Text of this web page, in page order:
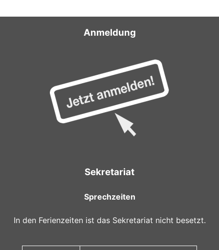
Anmeldung
Sekretariat
Sprechzeiten
In den Ferienzeiten ist das Sekretariat nicht besetzt.